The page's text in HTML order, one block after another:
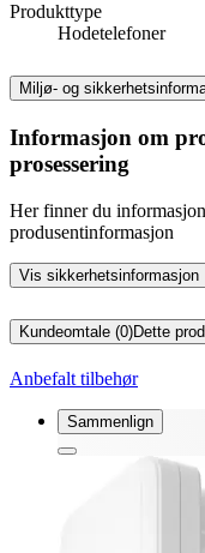
Produkttype
Hodetelefoner
Miljø- og
Informasjon om
prosessering
Her finner du
produsentinformasjon
Vis sikkerhetsinformasjon
Kundeomtale (0)Dette
Anbefalt tilbehør
Sammenlign